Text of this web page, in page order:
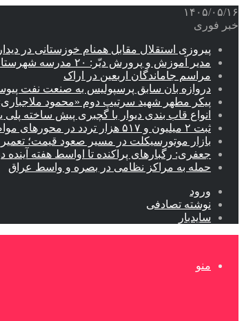
۱۴۰۵/۰۵/۱۶
خبر فوری
پیروزی استقلال مقابل همنام خوزستانی در
مدیر آموزش و پرورش دیّر: ۲۰ مدرسه شهرستان دوشیفته است
مراسم جاماندگان اربعین در اراک
دروازه بان سابق پرسپولیس به صنعت نفت
پیکر مطهر شهید سرتیپ دوم «محمود
انواع قاب بندی دیوار با گچبری پیش ساخته
ثبت ۲ میلیون و ۵۱۷ هزار تردد در محورهای مواصلاتی همدان در ایام اربعین
بازار موتورسیکلت در مسیر صعود قیمت؛
جعفری: رگبارهای پراکنده تا اواسط هفته آینده
حمله به مراکز نظامی در بصره و واسط عراق
ورود
نوشته تصادفی
سایدبار
منو